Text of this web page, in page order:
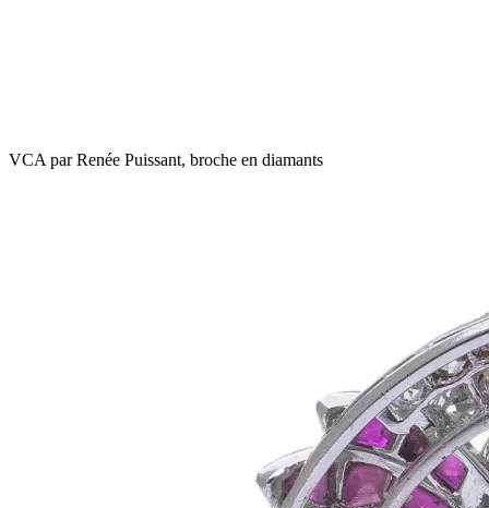
VCA par Renée Puissant, broche en diamants